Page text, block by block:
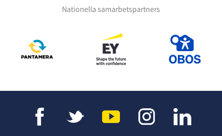
Nationella samarbetspartners